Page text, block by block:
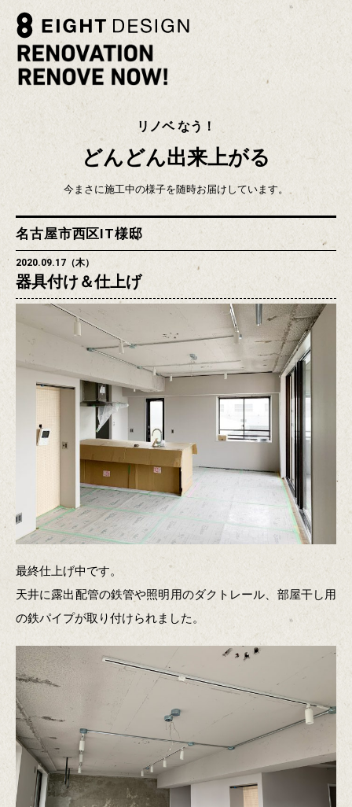
リノベ なう！
どんどん出来上がる
今まさに施工中の様子を随時お届けしています。
名古屋市西区IT様邸
2020.09.17（木）
器具付け＆仕上げ
最終仕上げ中です。
天井に露出配管の鉄管や照明用のダクトレール、部屋干し用
の鉄パイプが取り付けられました。